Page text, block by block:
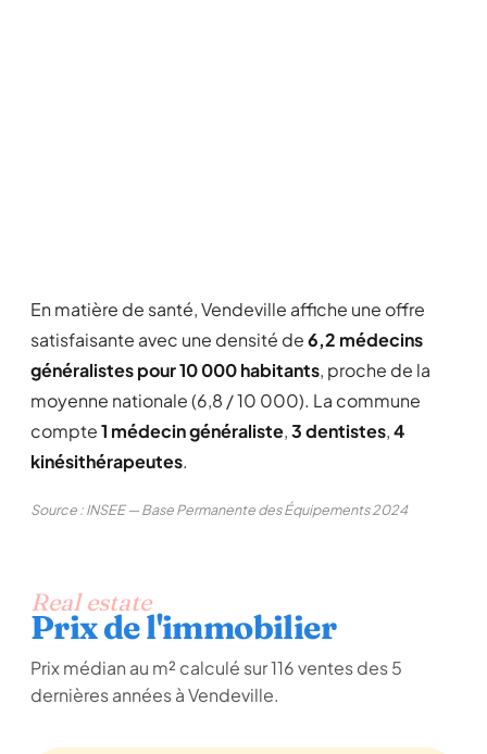
En matière de santé, Vendeville affiche une offre
satisfaisante avec une densité de6,2 médecins
généralistes pour 10 000 habitants, proche de la
moyenne nationale (6,8 / 10 000). La commune
compte1 médecin généraliste,3 dentistes,4
kinésithérapeutes.
Source : INSEE — Base Permanente des Équipements 2024
Real estate
Prix de l'immobilier
Prix médian au m² calculé sur 116 ventes des 5
dernières années à Vendeville.